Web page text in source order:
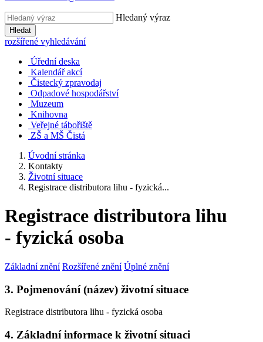
Hledaný výraz
Hledat
rozšířené vyhledávání
Úřední deska
Kalendář akcí
Čistecký zpravodaj
Odpadové hospodářství
Muzeum
Knihovna
Veřejné tábořiště
ZŠ a MŠ Čistá
Úvodní stránka
Kontakty
Životní situace
Registrace distributora lihu - fyzická...
Registrace distributora lihu
- fyzická osoba
Základní znění Rozšířené znění Úplné znění
3. Pojmenování (název) životní situace
Registrace distributora lihu - fyzická osoba
4. Základní informace k životní situaci